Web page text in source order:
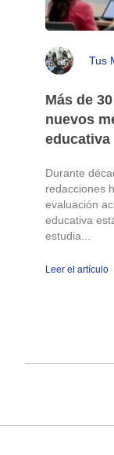
Tus
Más de
nuevos
educativa
Durante
redacciones
evaluación
educativa
estudia...
Leer el artículo